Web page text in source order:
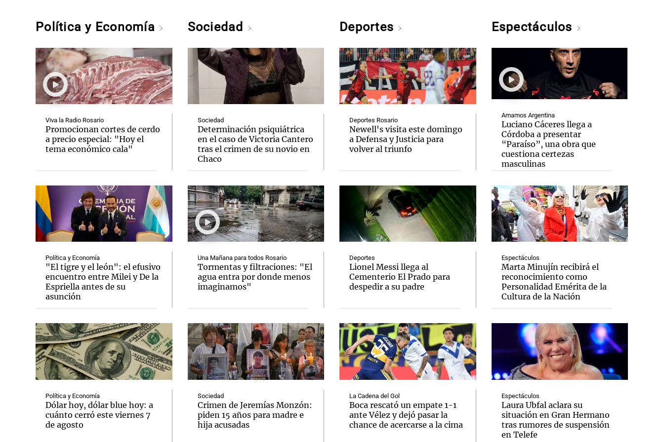
Política y Economía
Viva la Radio Rosario
Promocionan cortes de cerdo
a precio especial: "Hoy el
tema económico cala"
Política y Economía
"El tigre y el león": el efusivo
encuentro entre Milei y De la
Espriella antes de su
asunción
Política y Economía
Dólar hoy, dólar blue hoy: a
cuánto cerró este viernes 7
de agosto
Sociedad
Sociedad
Determinación psiquiátrica
en el caso de Victoria Cantero
tras el crimen de su novio en
Chaco
Una Mañana para todos Rosario
Tormentas y filtraciones: "El
agua entra por donde menos
imaginamos"
Sociedad
Crimen de Jeremías Monzón:
piden 15 años para madre e
hija acusadas
Deportes
Deportes Rosario
Newell's visita este domingo
a Defensa y Justicia para
volver al triunfo
Deportes
Lionel Messi llega al
Cementerio El Prado para
despedir a su padre
La Cadena del Gol
Boca rescató un empate 1-1
ante Vélez y dejó pasar la
chance de acercarse a la cima
Espectáculos
Amamos Argentina
Luciano Cáceres llega a
Córdoba a presentar
“Paraíso”, una obra que
cuestiona certezas
masculinas
Espectáculos
Marta Minujín recibirá el
reconocimiento como
Personalidad Emérita de la
Cultura de la Nación
Espectáculos
Laura Ubfal aclara su
situación en Gran Hermano
tras rumores de suspensión
en Telefe
Notas Notas
El huracán de Arequito Cadena 3 en Groenlandia
Notas